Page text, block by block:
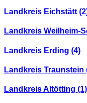
Landkreis Eichstätt
Landkreis Weilheim-
Landkreis Erding (4)
Landkreis Traunstein
Landkreis Altötting (1)